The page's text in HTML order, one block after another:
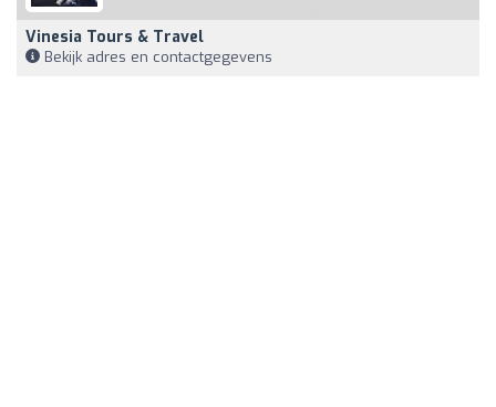
Vinesia Tours & Travel
Bekijk adres en contactgegevens